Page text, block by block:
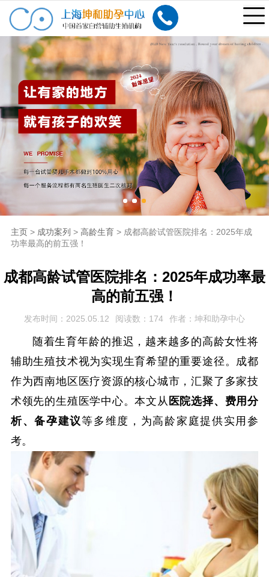
主页> 成功案列 > 高龄生育> 成都高龄试管医院排名：2025年成
功率最高的前五强！
成都高龄试管医院排名：2025年成功率最
高的前五强！
发布时间：2025.05.12 阅读数：174 作者：坤和助孕中心
随着生育年龄的推迟，越来越多的高龄女性将
辅助生殖技术视为实现生育希望的重要途径。成都
作为西南地区医疗资源的核心城市，汇聚了多家技
术领先的生殖医学中心。本文从 医院选择、费用分
析、备孕建议等多维度，为高龄家庭提供实用参
考。